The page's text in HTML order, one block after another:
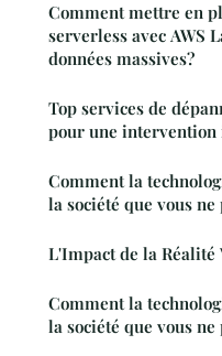
Comment mettre en
serverless avec AWS
données massives?
Top services de
pour une intervention
Comment la
la société que vous
L'Impact de la
Comment la
la société que vous